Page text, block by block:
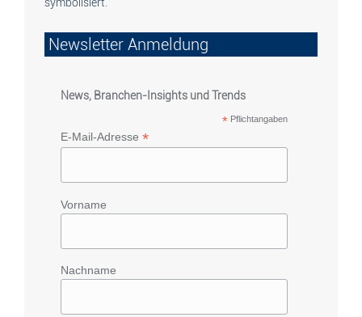
Newsletter Anmeldung
News, Branchen-Insights und Trends
* Pflichtangaben
E-Mail-Adresse *
Vorname
Nachname